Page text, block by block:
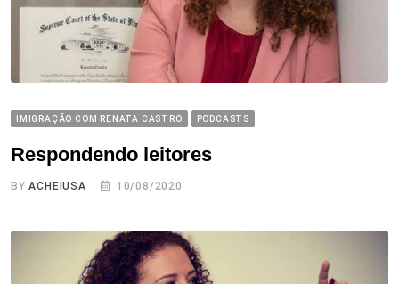
IMIGRAÇÃO COM RENATA CASTRO PODCASTS
Respondendo leitores
BYACHEIUSA 10/08/2020